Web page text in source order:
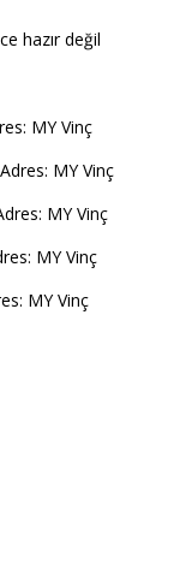
hazır değil
MY Vinç
MY Vinç
MY Vinç
MY Vinç
MY Vinç